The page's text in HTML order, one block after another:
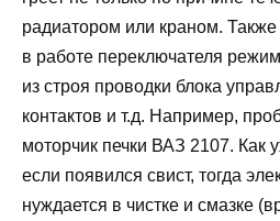
радиатором или краном.
в работе переключателя
из строя проводки блока
контактов и т.д. Например,
моторчик печки ВАЗ 2107. Как
если появился свист, тогда
нуждается в чистке и смазке